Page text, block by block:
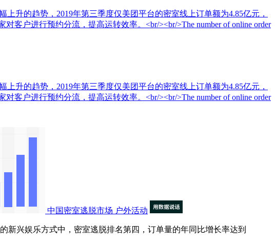
升的趋势，2019年第三季度仅美团平台的密室线上订单额为4.85亿元，
客户进行预约分流，提高运转效率。<br/><br/>The number of online order
升的趋势，2019年第三季度仅美团平台的密室线上订单额为4.85亿元，
客户进行预约分流，提高运转效率。<br/><br/>The number of online order
中国密室逃脱市场 户外活动
兴娱乐方式中，密室逃脱排名第四，订单量的年同比增长率达到